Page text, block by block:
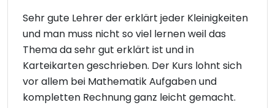
Sehr gute Lehrer der erklärt jeder Kleinigkeiten
und man muss nicht so viel lernen weil das
Thema da sehr gut erklärt ist und in
Karteikarten geschrieben. Der Kurs lohnt sich
vor allem bei Mathematik Aufgaben und
kompletten Rechnung ganz leicht gemacht.